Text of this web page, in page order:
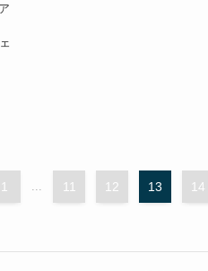
1 ... 11 12 13 14